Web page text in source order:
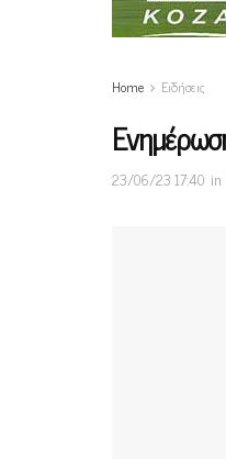
Home Ειδήσεις
23/06/23 17:40 in